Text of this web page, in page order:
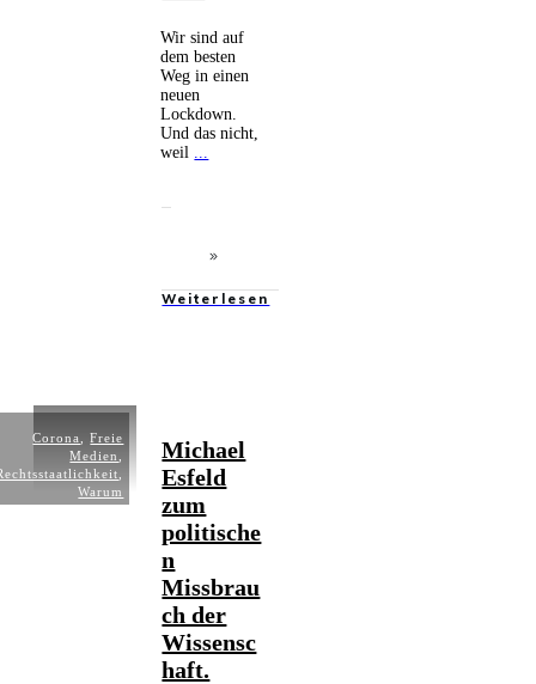
Wir sind auf
dem besten
Weg in einen
neuen
Lockdown.
Und das nicht,
weil ...
Weiterlesen
Corona ,Freie
Medien
Warum
Michael
Esfeld
zum
politische
n
Missbrau
ch der
Wissensc
haft.